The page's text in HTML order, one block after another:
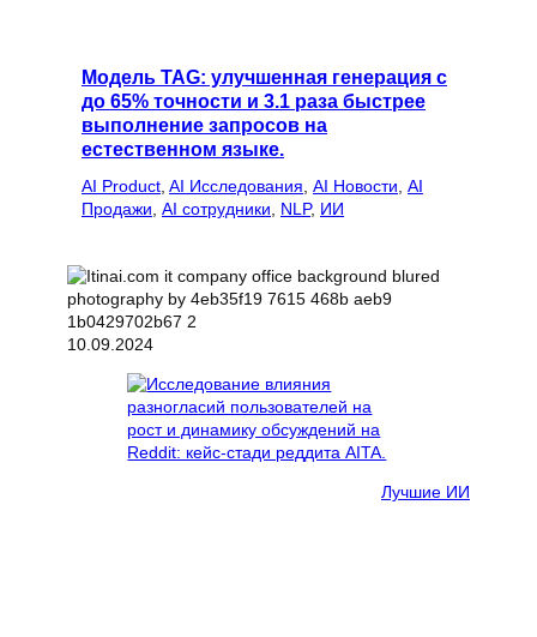
Модель TAG: улучшенная генерация с
до 65% точности и 3.1 раза быстрее
выполнение запросов на
естественном языке.
AI Product AI Исследования AI Новости AI
Продажи AI сотрудники NLP, ИИ
10.09.2024
Лучшие ИИ